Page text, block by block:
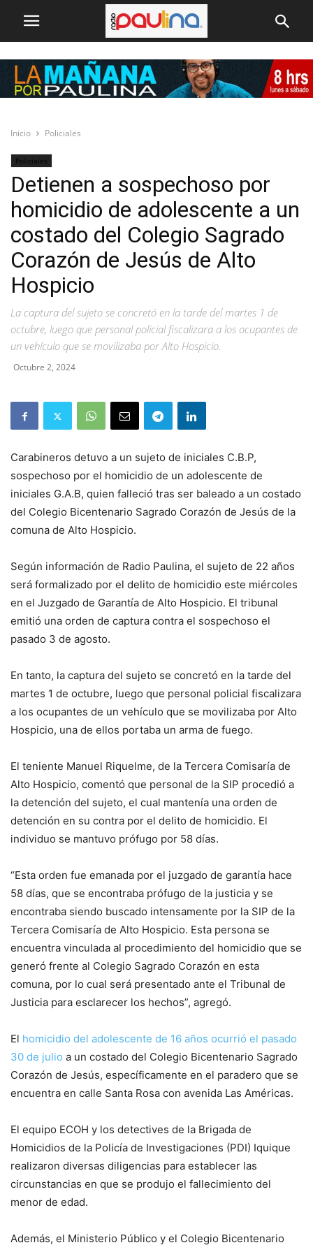
Inicio Policiales
Policiales
Detienen a sospechoso por
homicidio de adolescente a un
costado del Colegio Sagrado
Corazón de Jesús de Alto
Hospicio
La captura del sujeto se concretó en la tarde del martes 1 de
octubre, luego que personal policial fiscalizara a los ocupantes de
un vehículo que se movilizaba por Alto Hospicio.
Octubre 2, 2024
Carabineros detuvo a un sujeto de iniciales C.B.P,
sospechoso por el homicidio de un adolescente de
iniciales G.A.B, quien falleció tras ser baleado a un costado
del Colegio Bicentenario Sagrado Corazón de Jesús de la
comuna de Alto Hospicio.
Según información de Radio Paulina, el sujeto de 22 años
será formalizado por el delito de homicidio este miércoles
en el Juzgado de Garantía de Alto Hospicio. El tribunal
emitió una orden de captura contra el sospechoso el
pasado 3 de agosto.
En tanto, la captura del sujeto se concretó en la tarde del
martes 1 de octubre, luego que personal policial fiscalizara
a los ocupantes de un vehículo que se movilizaba por Alto
Hospicio, una de ellos portaba un arma de fuego.
El teniente Manuel Riquelme, de la Tercera Comisaría de
Alto Hospicio, comentó que personal de la SIP procedió a
la detención del sujeto, el cual mantenía una orden de
detención en su contra por el delito de homicidio. El
individuo se mantuvo prófugo por 58 días.
“Esta orden fue emanada por el juzgado de garantía hace
58 días, que se encontraba prófugo de la justicia y se
encontraba siendo buscado intensamente por la SIP de la
Tercera Comisaría de Alto Hospicio. Esta persona se
encuentra vinculada al procedimiento del homicidio que se
generó frente al Colegio Sagrado Corazón en esta
comuna, por lo cual será presentado ante el Tribunal de
Justicia para esclarecer los hechos”, agregó.
El homicidio del adolescente de 16 años ocurrió el pasado
30 de julio a un costado del Colegio Bicentenario Sagrado
Corazón de Jesús, específicamente en el paradero que se
encuentra en calle Santa Rosa con avenida Las Américas.
El equipo ECOH y los detectives de la Brigada de
Homicidios de la Policía de Investigaciones (PDI) Iquique
realizaron diversas diligencias para establecer las
circunstancias en que se produjo el fallecimiento del
menor de edad.
Además, el Ministerio Público y el Colegio Bicentenario